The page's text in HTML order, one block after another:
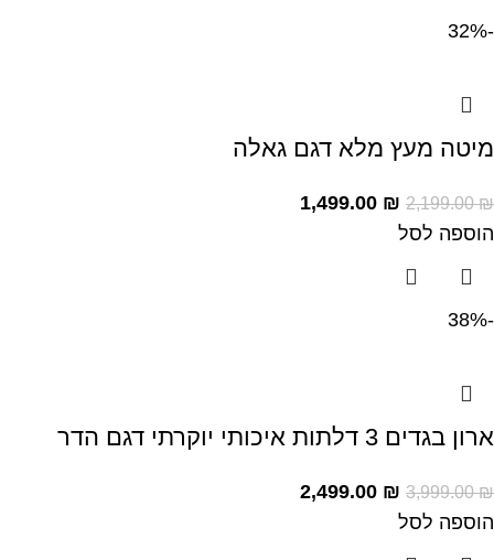
-32%
מיטה מעץ מלא דגם גאלה
2,199.00₪
1,499.00 ₪
הוספה לסל
-38%
ארון בגדים 3 דלתות איכותי יוקרתי דגם הדר
3,999.00₪
2,499.00 ₪
הוספה לסל